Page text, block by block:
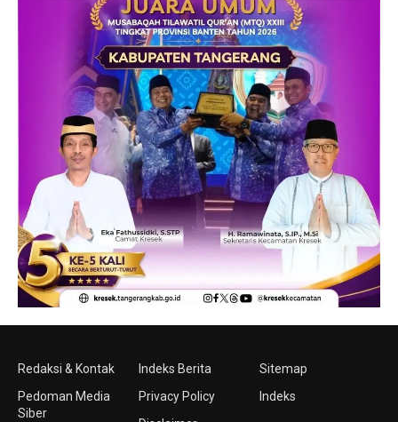
Redaksi & Kontak
Pedoman Media
Siber
Indeks Berita
Privacy Policy
Sitemap
Indeks